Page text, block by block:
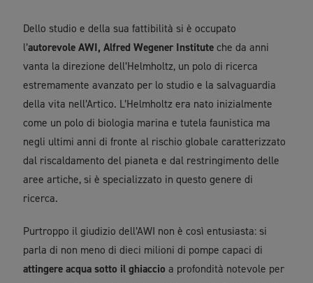
Dello studio e della sua fattibilità si è occupato
l’autorevole AWI, Alfred Wegener Instituteche da anni
vanta la direzione dell’Helmholtz, un polo di ricerca
estremamente avanzato per lo studio e la salvaguardia
della vita nell’Artico. L’Helmholtz era nato inizialmente
come un polo di biologia marina e tutela faunistica ma
negli ultimi anni di fronte al rischio globale caratterizzato
dal riscaldamento del pianeta e dal restringimento delle
aree artiche, si è specializzato in questo genere di
ricerca.
Purtroppo il giudizio dell’AWI non è così entusiasta: si
parla di non meno di dieci milioni di pompe capaci di
attingere acqua sotto il ghiaccio a profondità notevole per